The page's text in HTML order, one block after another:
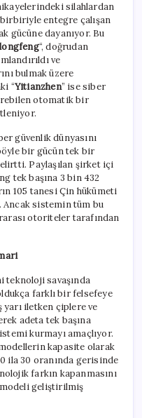
silahlardan
entegre çalışan
gücüne dayanıyor. Bu
“, doğrudan
ve
bulmak üzere
“Yitianzhen” ise siber
otomatik bir
güvenlik dünyasını
bir gücün tek bir
Paylaşılan şirket içi
tek başına 3 bin 432
105 tanesi Çin hükümeti
Ancak sistemin tüm bu
otoriteler tarafından
teknoloji savaşında
farklı bir felsefeye
yarı iletken çiplere ve
adeta tek başına
kurmayı amaçlıyor.
kapasite olarak
ila 30 oranında gerisinde
farkın kapanmasını
geliştirilmiş